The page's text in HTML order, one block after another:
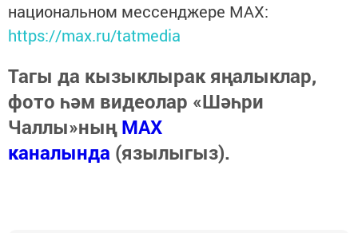
национальном мессенджере MАХ:
https://max.ru/tatmedia
Тагы да кызыклырак яңалыклар,
фото һәм видеолар «Шәһри
Чаллы»ныңMAX
каналында (язылыгыз).